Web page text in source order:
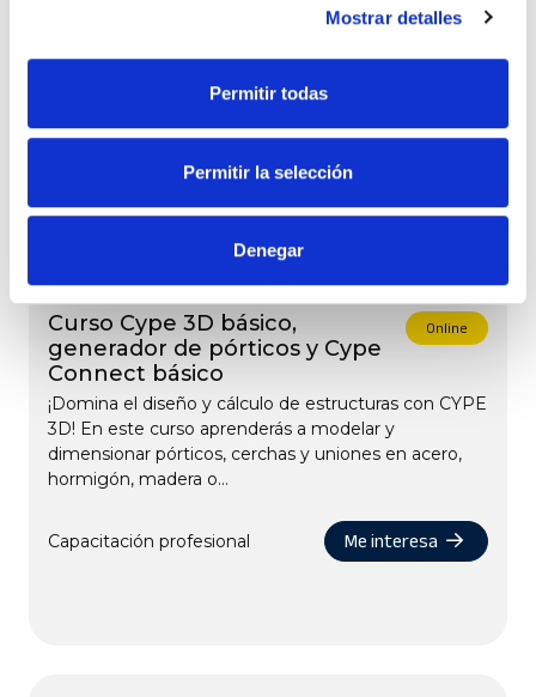
Mostrar detalles
Permitir todas
Permitir la selección
Denegar
¡Lleva tus diseños al siguiente nivel con AutoCAD
aprenderás a crear y modelar piezas en tres
dimensiones, dominar...
Me interesa
Curso Cype 3D básico,
generador de pórticos y Cype
Connect básico
Online
¡Domina el diseño y cálculo de estructuras con CYPE
3D! En este curso aprenderás a modelar y
dimensionar pórticos, cerchas y uniones en acero,
hormigón, madera o...
Capacitación profesional Me interesa